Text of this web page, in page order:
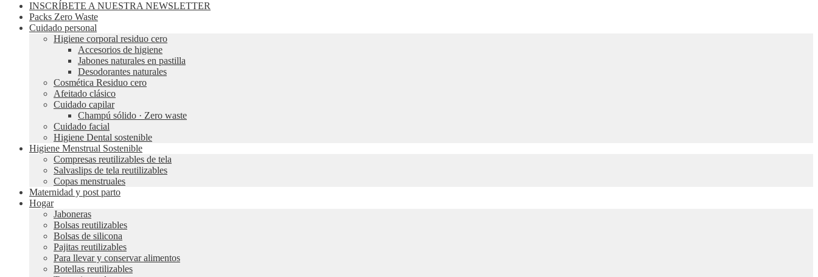
INSCRÍBETE A NUESTRA NEWSLETTER
Packs Zero Waste
Cuidado personal
Higiene corporal residuo cero
Accesorios de higiene
Jabones naturales en pastilla
Desodorantes naturales
Cosmética Residuo cero
Afeitado clásico
Cuidado capilar
Champú sólido · Zero waste
Cuidado facial
Higiene Dental sostenible
Higiene Menstrual Sostenible
Compresas reutilizables de tela
Salvaslips de tela reutilizables
Copas menstruales
Maternidad y post parto
Hogar
Jaboneras
Bolsas reutilizables
Bolsas de silicona
Pajitas reutilizables
Para llevar y conservar alimentos
Botellas reutilizables